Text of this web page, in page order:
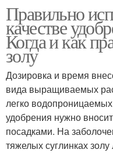
Правильно
качестве
Когда и как
золу
Дозировка и время
вида выращиваемых
легко водопроницаемых
удобрения нужно
посадками. На
тяжелых суглинках